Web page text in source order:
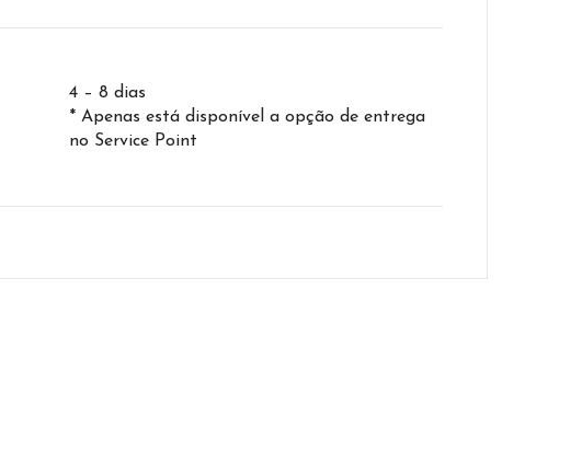
4 – 8 dias
* Apenas está disponível a opção de entrega
no Service Point